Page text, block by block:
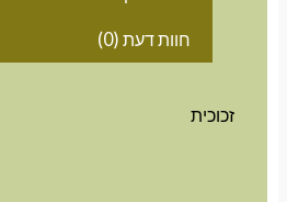
חוות דעת (0)
זכוכית